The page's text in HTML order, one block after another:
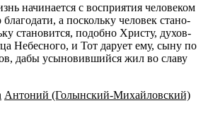
на­чи­на­ет­ся с вос­при­я­тия че­ло­ве­ком
а по­сколь­ку че­ло­век ста­но­
ста­но­вит­ся, по­доб­но Хри­сту, ду­хов­
Небес­но­го, и Тот да­ру­ет ему, сыну по
дабы усы­но­вив­ший­ся жил во славу
Ан­то­ний (Го­лын­ский-Ми­хай­лов­ский)